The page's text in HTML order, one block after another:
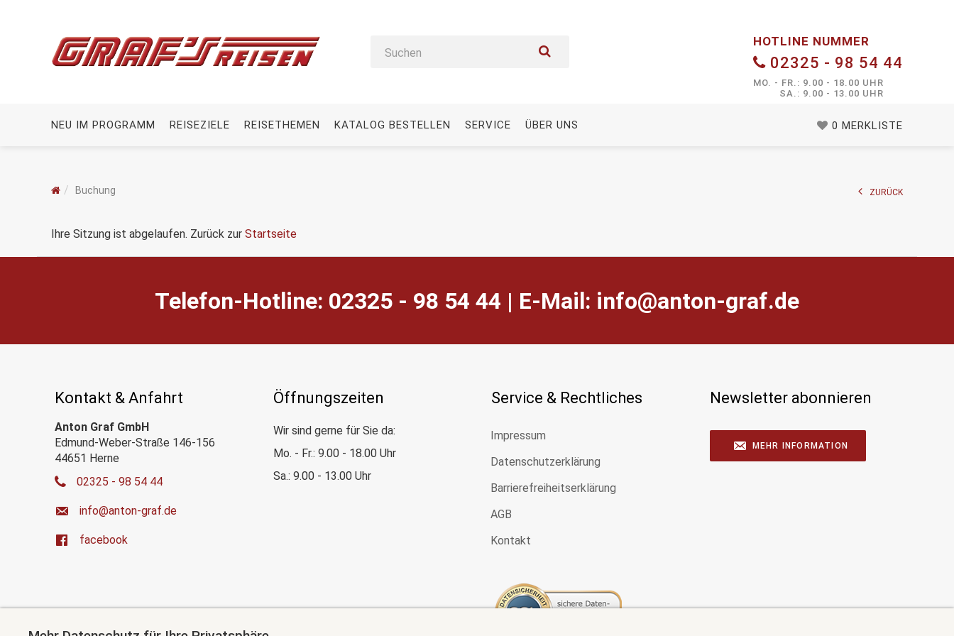
0 MERKLISTE
HOTLINE NUMMER
02325 - 98 54 44
MO. - FR.: 9.00 - 18.00 UHR
SA.: 9.00 - 13.00 UHR
NEU IM PROGRAMM REISEZIELE REISETHEMEN KATALOG BESTELLEN SERVICE ÜBER UNS
Buchung ZURÜCK
Ihre Sitzung ist abgelaufen. Zurück zur Startseite
Telefon-Hotline: 02325 - 98 54 44 | E-Mail: ed.farg-notna@ofni
Kontakt & Anfahrt
Anton Graf GmbH
Edmund-Weber-Straße 146-156
44651 Herne
02325 - 98 54 44
ed.farg-notna@ofni
facebook
Öffnungszeiten
Wir sind gerne für Sie da:
Mo. - Fr.: 9.00 - 18.00 Uhr
Sa.: 9.00 - 13.00 Uhr
Service & Rechtliches
Impressum
Datenschutzerklärung
Barrierefreiheitserklärung
AGB
Kontakt
Newsletter abonnieren
MEHR INFORMATION